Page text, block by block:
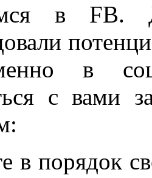
в FB.
в
с вами
в порядок